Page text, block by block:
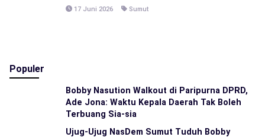
17 Juni 2026 Sumut
Populer
Bobby Nasution Walkout di Paripurna DPRD,
Ade Jona: Waktu Kepala Daerah Tak Boleh
Terbuang Sia-sia
Ujug-Ujug NasDem Sumut Tuduh Bobby